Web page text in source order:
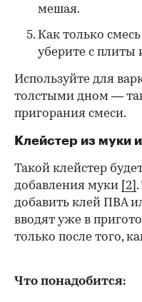
мешая.
Как только
уберите с плиты
Используйте для
толстыми дном —
пригорания смеси.
Клейстер из муки
Такой клейстер
добавления муки [2]
добавить клей ПВА
вводят уже в
только после того,
Что понадобится: